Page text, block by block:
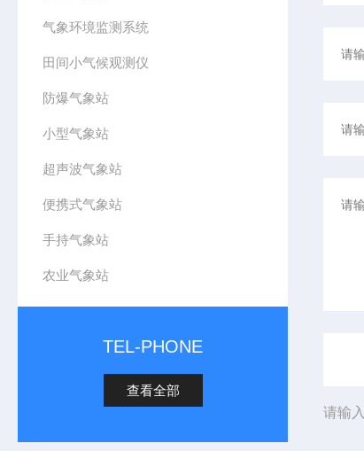
气象环境监测系统
田间小气候观测仪
防爆气象站
小型气象站
超声波气象站
便携式气象站
手持气象站
农业气象站
TEL-PHONE
查看全部
请输